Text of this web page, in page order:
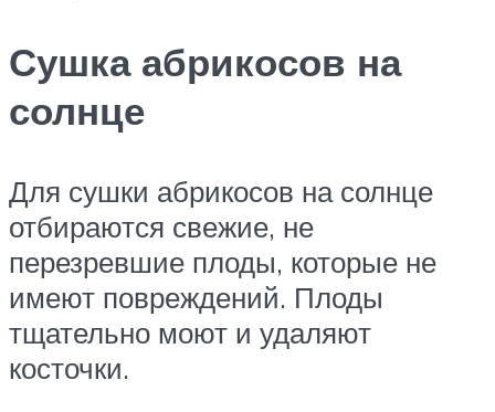
Сушка абрикосов на
солнце
Для сушки абрикосов на солнце
отбираются свежие, не
перезревшие плоды, которые не
имеют повреждений. Плоды
тщательно моют и удаляют
косточки.